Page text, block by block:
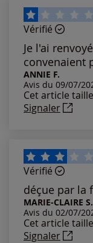
Les plus récents
Les plus anciens
Notes les plus
Notes les plus
Vérifié
Je l'ai
convenaient
ANNIE F.
Avis du 09/07/
Cet article
Signaler
Vérifié
déçue par la
MARIE-CLAIRE S.
Avis du 02/07/
Cet article
Signaler